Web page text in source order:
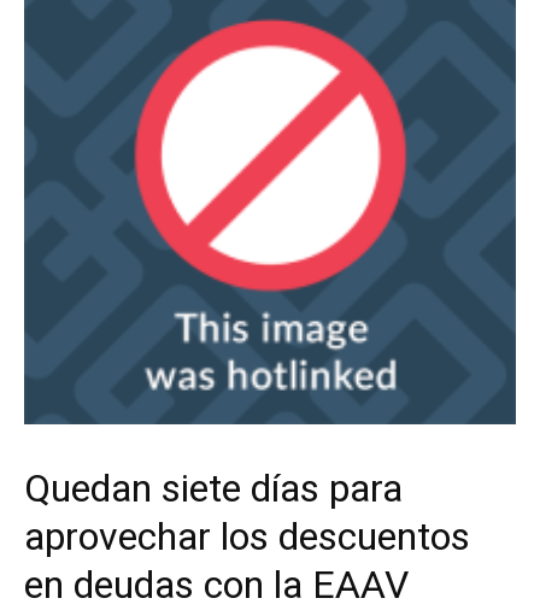
Quedan siete días para
aprovechar los descuentos
en deudas con la EAAV